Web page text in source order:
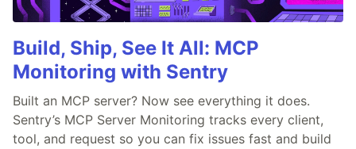
Build, Ship, See It All: MCP
Monitoring with Sentry
Built an MCP server? Now see everything it does.
Sentry’s MCP Server Monitoring tracks every client,
tool, and request so you can fix issues fast and build